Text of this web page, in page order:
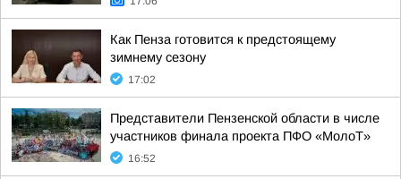
Как Пенза готовится к предстоящему
зимнему сезону
17:02
Представители Пензенской области в числе
участников финала проекта ПФО «МолоТ»
16:52